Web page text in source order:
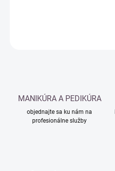
MANIKÚRA A PEDIKÚRA
objednajte sa ku nám na
profesionálne služby